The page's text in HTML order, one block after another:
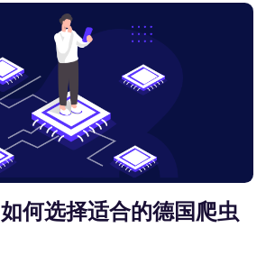
何选择适合的德国爬虫